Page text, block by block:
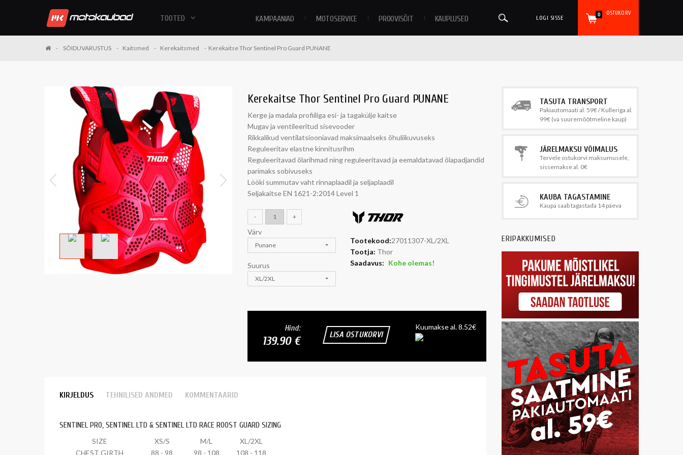
OSTUKORV
0
LOGI SISSE
KAMPAANIAD MOTOSERVICE PROOVISÕIT KAUPLUSED
TOOTED
SÕIDUVARUSTUS Kaitsmed Kerekaitsmed Kerekaitse Thor Sentinel Pro Guard PUNANE
TASUTA TRANSPORT
Pakiautomaati al. 59€ / Kulleriga al.
99€ (va suuremõõtmeline kaup)
JÄRELMAKSU VÕIMALUS
Tervele ostukorvi maksumusele,
sissemakse al. 0€
KAUBA TAGASTAMINE
Kaupa saab tagastada 14 päeva
ERIPAKKUMISED
Kerekaitse Thor Sentinel Pro Guard PUNANE
Kerge ja madala profiiliga esi- ja tagakülje kaitse
Mugav ja ventileeritud sisevooder
Rikkalikud ventilatsiooniavad maksimaalseks õhuliikuvuseks
Reguleeritav elastne kinnitusrihm
Reguleeritavad õlarihmad ning reguleeritavad ja eemaldatavad õlapadjandid
parimaks sobivuseks
Lööki summutav vaht rinnaplaadil ja seljaplaadil
Seljakaitse EN 1621-2:2014 Level 1
Tootekood:27011307-XL/2XL
Tootja: Thor
Saadavus: Kohe olemas!
- +
Värv
Punane
Suurus
XL/2XL
Hind:
139.90 €
Kuumakse al. 8.52€
LISA OSTUKORVI
KIRJELDUS TEHNILISED ANDMED KOMMENTAARID
SENTINEL PRO, SENTINEL LTD & SENTINEL LTD RACE ROOST GUARD SIZING
SIZE XS/S M/L
XL/2XL
CHEST GIRTH
88 - 98 98 - 108
108 - 118